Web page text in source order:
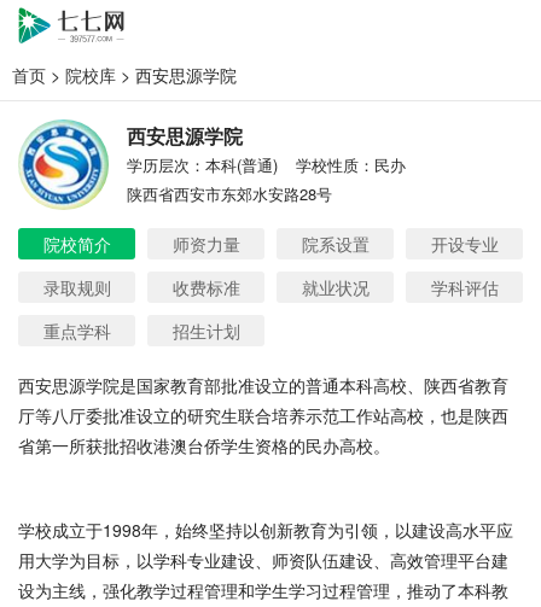
首页 > 院校库 > 西安思源学院
西安思源学院
学历层次：本科(普通)
学校性质：民办
陕西省西安市东郊水安路28号
院校简介 师资力量 院系设置
开设专业
录取规则
收费标准 就业状况
学科评估
重点学科
招生计划
西安思源学院是国家教育部批准设立的普通本科高校、陕西省教育
厅等八厅委批准设立的研究生联合培养示范工作站高校，也是陕西
省第一所获批招收港澳台侨学生资格的民办高校。
学校成立于1998年，始终坚持以创新教育为引领，以建设高水平应
用大学为目标，以学科专业建设、师资队伍建设、高效管理平台建
设为主线，强化教学过程管理和学生学习过程管理，推动了本科教